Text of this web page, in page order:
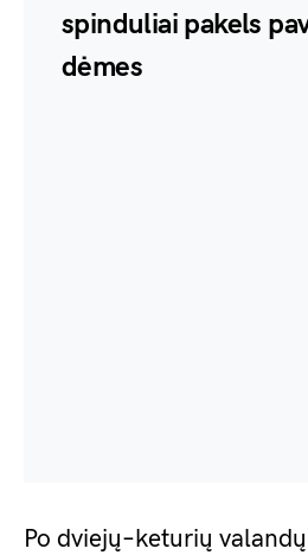
spinduliai pakels
dėmes
Po dviejų–keturių